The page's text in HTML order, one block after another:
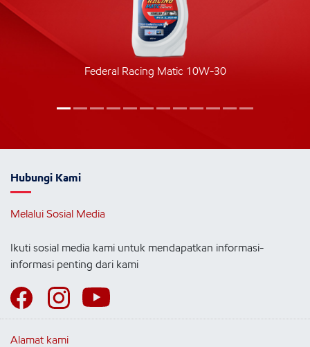
Federal Racing Matic 10W-30
Hubungi Kami
Melalui Sosial Media
Ikuti sosial media kami untuk mendapatkan informasi-
informasi penting dari kami
Alamat kami